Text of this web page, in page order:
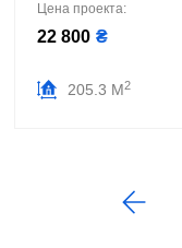
Цена проекта:
22 800 ₴
205.3 М2